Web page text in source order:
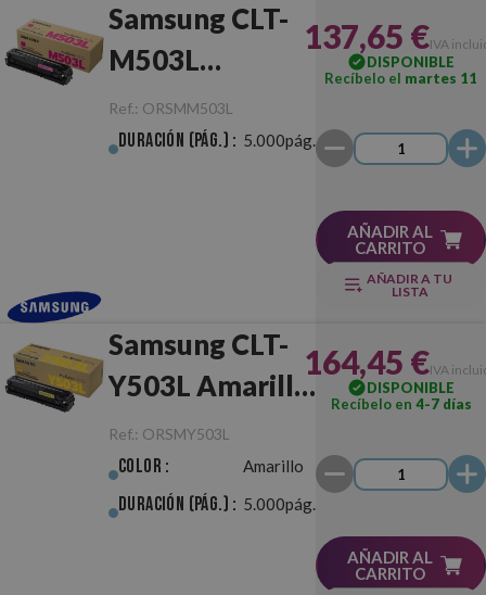
Samsung CLT-
M503L
Magenta
Original
Ref.: ORSMM503L
Duración (pág.) : 5.000pág.
137,65 €IVA
DISPONIBLE
Recíbelo el martes 11
AÑADIR AL
CARRITO
AÑADIR A TU
LISTA
Samsung CLT-
Y503L Amarillo
Original
Ref.: ORSMY503L
Color : Amarillo
Duración (pág.) : 5.000pág.
164,45 €IVA
DISPONIBLE
Recíbelo en 4-7 días
AÑADIR AL
CARRITO